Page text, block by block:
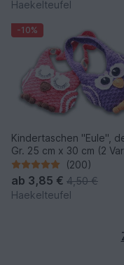
Haekelteufel
-10%
Kindertaschen "Eule",
Gr. 25 cm x 30 cm (2
(200)
ab 3,85 € 4,50 €
Haekelteufel